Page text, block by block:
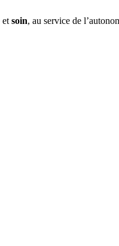
et soin, au service de